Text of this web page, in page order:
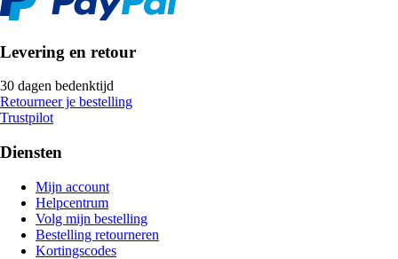
Levering en retour
30 dagen bedenktijd
Retourneer je bestelling
Trustpilot
Diensten
Mijn account
Helpcentrum
Volg mijn bestelling
Bestelling retourneren
Kortingscodes